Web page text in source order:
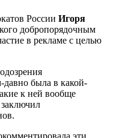
России Игоря
добропорядочным
в рекламе с целью
давно была в какой-
к ней вообще
эти